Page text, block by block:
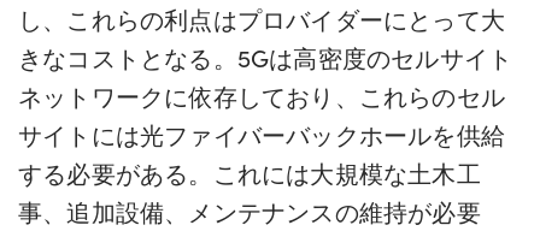
し、これらの利点はプロバイダーにとって大
きなコストとなる。5Gは高密度のセルサイト
ネットワークに依存しており、これらのセル
サイトには光ファイバーバックホールを供給
する必要がある。これには大規模な土木工
事、追加設備、メンテナンスの維持が必要